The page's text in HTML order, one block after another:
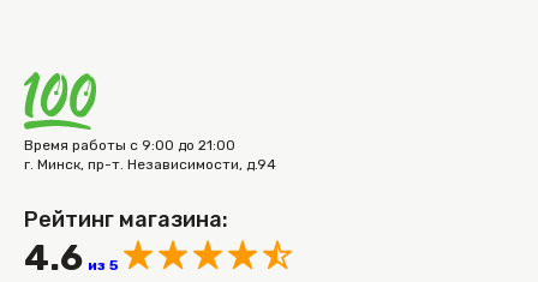
Время работы с 9:00 до 21:00
г. Минск, пр-т. Независимости, д.94
Рейтинг магазина:
4.6 из 5